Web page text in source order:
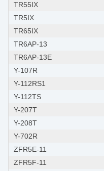
TR55IX
TR5IX
TR65IX
TR6AP-13
TR6AP-13E
Y-107R
Y-112RS1
Y-112TS
Y-207T
Y-208T
Y-702R
ZFR5E-11
ZFR5F-11